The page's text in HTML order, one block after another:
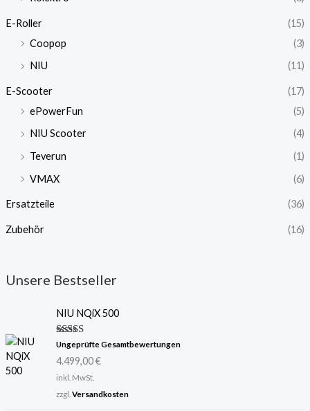
E-Roller
(15)
Coopop
(3)
NIU
(11)
E-Scooter
(17)
ePowerFun
(5)
NIU Scooter
(4)
Teverun
(1)
VMAX
(6)
Ersatzteile (36)
Zubehör (16)
Unsere Bestseller
NIU NQiX 500
Bewertet
von 5
Ungeprüfte Gesamtbewertungen
4.499,00€
inkl. MwSt.
zzgl. Versandkosten